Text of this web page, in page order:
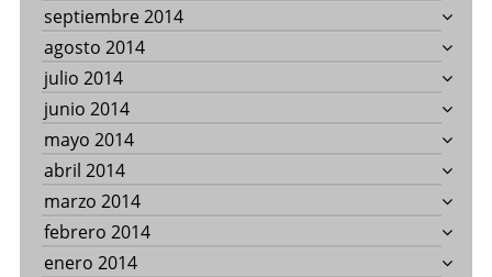
septiembre 2014
agosto 2014
julio 2014
junio 2014
mayo 2014
abril 2014
marzo 2014
febrero 2014
enero 2014